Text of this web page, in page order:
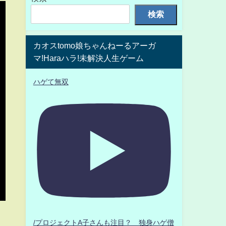
検索
カオスtomo娘ちゃんねーるアーガ
マ!Haraハラ!未解決人生ゲーム
ハゲて無双
/プロジェクトA子さんも注目？ 独身ハゲ僧